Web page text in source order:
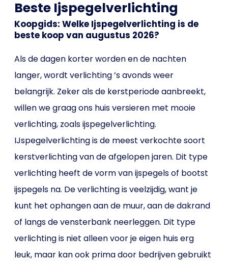
Beste Ijspegelverlichting
Koopgids: Welke Ijspegelverlichting is de
beste koop van augustus 2026?
Als de dagen korter worden en de nachten
langer, wordt verlichting ’s avonds weer
belangrijk. Zeker als de kerstperiode aanbreekt,
willen we graag ons huis versieren met mooie
verlichting, zoals ijspegelverlichting.
IJspegelverlichting is de meest verkochte soort
kerstverlichting van de afgelopen jaren. Dit type
verlichting heeft de vorm van ijspegels of bootst
ijspegels na. De verlichting is veelzijdig, want je
kunt het ophangen aan de muur, aan de dakrand
of langs de vensterbank neerleggen. Dit type
verlichting is niet alleen voor je eigen huis erg
leuk, maar kan ook prima door bedrijven gebruikt